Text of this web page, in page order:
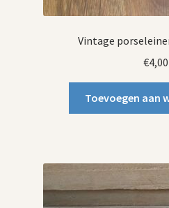
Vintage
€4,00
Toevoegen aan